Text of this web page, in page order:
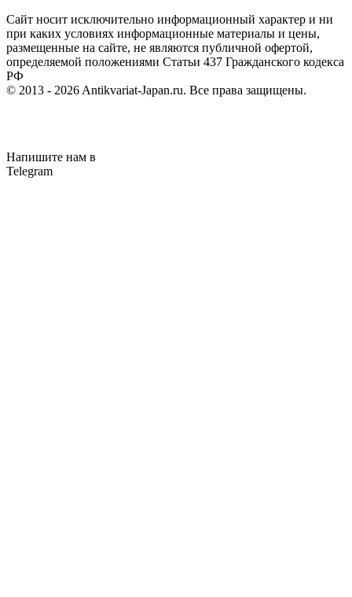
Cайт носит исключительно информационный характер и ни
при каких условиях информационные материалы и цены,
размещенные на сайте, не являются публичной офертой,
определяемой положениями Статьи 437 Гражданского кодекса
РФ
© 2013 - 2026 Antikvariat-Japan.ru. Все права защищены.
Напишите нам в
Telegram